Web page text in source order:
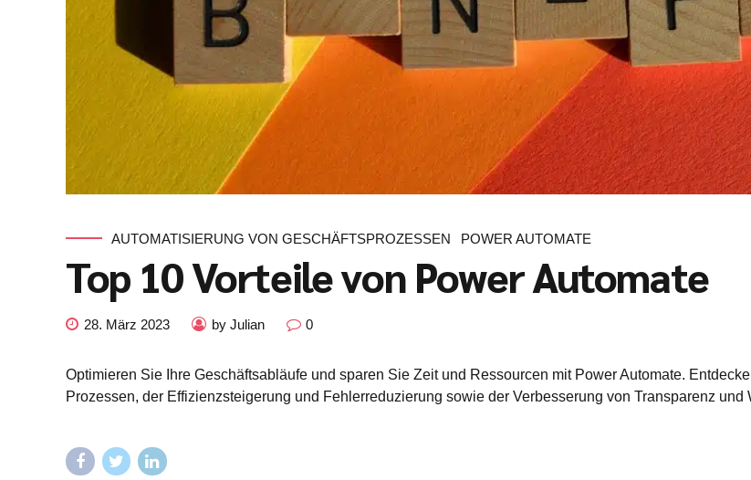
AUTOMATISIERUNG VON GESCHÄFTSPROZESSEN POWER AUTOMATE
Top 10 Vorteile von Power Automate
28. März 2023 by Julian 0
Optimieren Sie Ihre Geschäftsabläufe und sparen Sie Zeit und Ressourcen mit Power Automate.
Prozessen, der Effizienzsteigerung und Fehlerreduzierung sowie der Verbesserung von Transparenz und